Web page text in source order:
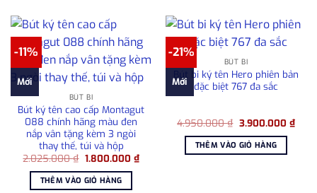
-11%
Mới
BÚT BI
Bút ký tên cao cấp Montagut
088 chính hãng màu đen
nắp vân tặng kèm 3 ngòi
thay thế, túi và hộp
2.025.000₫ Giá
là:
2.025.000 ₫.
1.800.000 ₫Giá
THÊM VÀO GIỎ HÀNG
-21%
Mới
BÚT BI
Bút bi ký tên Hero phiên bản
đặc biệt 767 đa sắc
4.950.000₫ Giá
là:
4.950.000 ₫.
3.900.000 ₫Giá
THÊM VÀO GIỎ HÀNG